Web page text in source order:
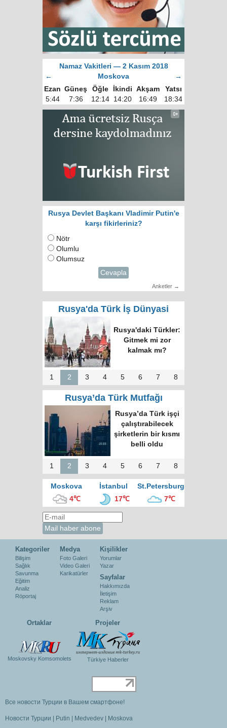
Namaz Vakitleri — 2 Kasım 2018
←
Moskova
→
Ezan Güneş Öğle İkindi Akşam
Yatsı
5:44
7:36 12:14 14:20 16:49 18:34
Rusya Devlet Başkanı Vladimir Putin'e
karşı fikirleriniz?
Nötr
Olumlu
Olumsuz
Cevapla
Anketler →
Rusya'da Türk İş Dünyasi
Rusya'daki Türkler:
Gitmek mi zor
kalmak mı?
1 2 3 4 5 6 7 8
Rusya’da Türk Mutfağı
Rusya’da Türk işçi
çalıştırabilecek
şirketlerin bir kısmı
belli oldu
1 2 3 4 5 6 7 8
Moskova İstanbul
St.Petersburg
4℃
17℃ 7℃
Kategoriler
Bilişim
Sağlık
Savunma
Eğitim
Analiz
Röportaj
Medya
Foto Galeri
Video Galeri
Karikatürler
Kişilikler
Yorumlar
Yazar
Sayfalar
Hakkımızda
İletişim
Reklam
Arşiv
Ortaklar
Moskovsky Komsomolets
Projeler
Türkiye Haberler
Все новости Турции в Вашем смартфоне!
Новости Турции Putin Medvedev Moskova